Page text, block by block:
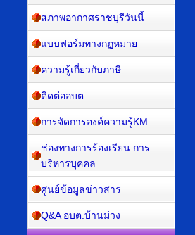
สภาพอากาศราชบุรีวันนี้
แบบฟอร์มทางกฏหมาย
ความรู้เกี่ยวกับภาษี
ติดต่ออบต
การจัดการองค์ความรู้KM
ช่องทางการร้องเรียน การ
บริหารบุคคล
ศูนย์ข้อมูลข่าวสาร
Q&A อบต.บ้านม่วง